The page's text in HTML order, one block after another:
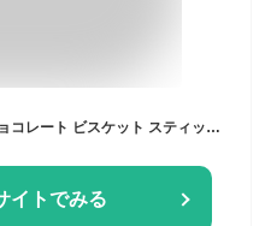
【 グリコ 】ポッキー 28袋入りチョコレート ビスケット スティック チョコレートおやつ 小分け 定番 業務用 大容量 大量 家庭用 プレッツ ロングセラー おいしい 人気 ギフト 贈り物 チョコ 大量 個包装 お菓子 コストコ 食品 キャラメルカフェ 通販 代行 通販 直送
イトでみる